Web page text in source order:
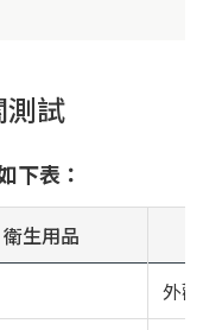
試
下表：
衛生用品
外